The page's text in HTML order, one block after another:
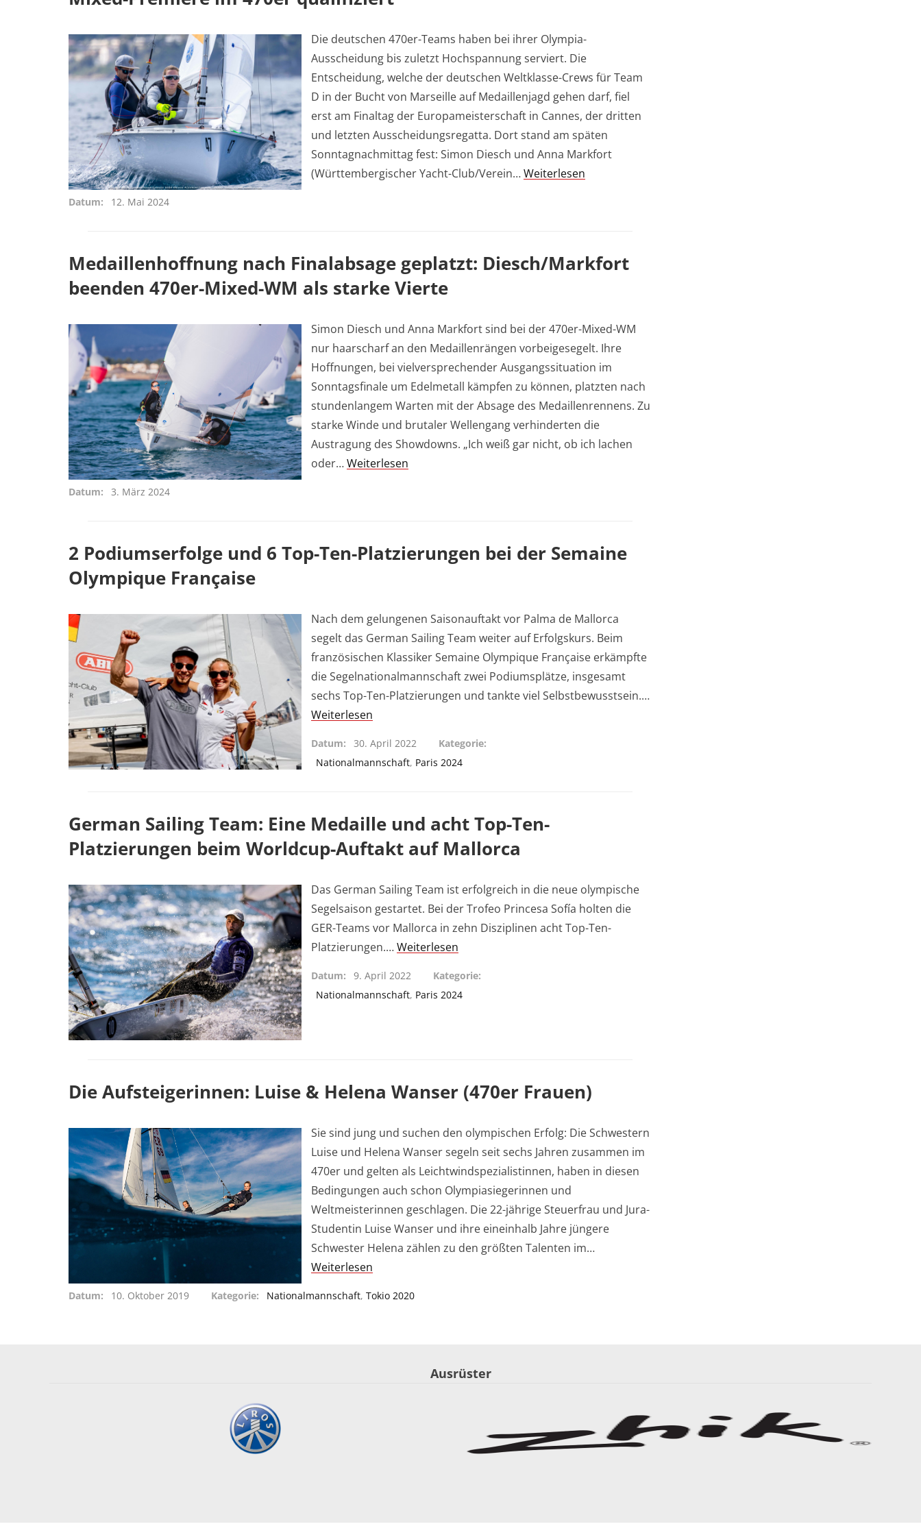
Die deutschen 470er-Teams haben bei ihrer Olympia-
Ausscheidung bis zuletzt Hochspannung serviert. Die
Entscheidung, welche der deutschen Weltklasse-Crews für Team
D in der Bucht von Marseille auf Medaillenjagd gehen darf, fiel
erst am Finaltag der Europameisterschaft in Cannes, der dritten
und letzten Ausscheidungsregatta. Dort stand am späten
Sonntagnachmittag fest: Simon Diesch und Anna Markfort
(Württembergischer Yacht-Club/Verein…Weiterlesen
Datum 12. Mai 2024
Medaillenhoffnung nach Finalabsage geplatzt: Diesch/Markfort
beenden 470er-Mixed-WM als starke Vierte
Simon Diesch und Anna Markfort sind bei der 470er-Mixed-WM
nur haarscharf an den Medaillenrängen vorbeigesegelt. Ihre
Hoffnungen, bei vielversprechender Ausgangssituation im
Sonntagsfinale um Edelmetall kämpfen zu können, platzten nach
stundenlangem Warten mit der Absage des Medaillenrennens. Zu
starke Winde und brutaler Wellengang verhinderten die
Austragung des Showdowns. „Ich weiß gar nicht, ob ich lachen
oder…Weiterlesen
Datum 3. März 2024
2 Podiumserfolge und 6 Top-Ten-Platzierungen bei der Semaine
Olympique Française
Nach dem gelungenen Saisonauftakt vor Palma de Mallorca
segelt das German Sailing Team weiter auf Erfolgskurs. Beim
französischen Klassiker Semaine Olympique Française erkämpfte
die Segelnationalmannschaft zwei Podiumsplätze, insgesamt
sechs Top-Ten-Platzierungen und tankte viel Selbstbewusstsein.…
Weiterlesen
Datum 30. April 2022
Kategorie
Nationalmannschaft, Paris 2024
German Sailing Team: Eine Medaille und acht Top-Ten-
Platzierungen beim Worldcup-Auftakt auf Mallorca
Das German Sailing Team ist erfolgreich in die neue olympische
Segelsaison gestartet. Bei der Trofeo Princesa Sofía holten die
GER-Teams vor Mallorca in zehn Disziplinen acht Top-Ten-
Platzierungen.…Weiterlesen
Datum 9. April 2022
Kategorie
Nationalmannschaft, Paris 2024
Die Aufsteigerinnen: Luise & Helena Wanser (470er Frauen)
Sie sind jung und suchen den olympischen Erfolg: Die Schwestern
Luise und Helena Wanser segeln seit sechs Jahren zusammen im
470er und gelten als Leichtwindspezialistinnen, haben in diesen
Bedingungen auch schon Olympiasiegerinnen und
Weltmeisterinnen geschlagen. Die 22-jährige Steuerfrau und Jura-
Studentin Luise Wanser und ihre eineinhalb Jahre jüngere
Schwester Helena zählen zu den größten Talenten im…
Weiterlesen
Datum 10. Oktober 2019 Kategorie Nationalmannschaft, Tokio 2020
Ausrüster